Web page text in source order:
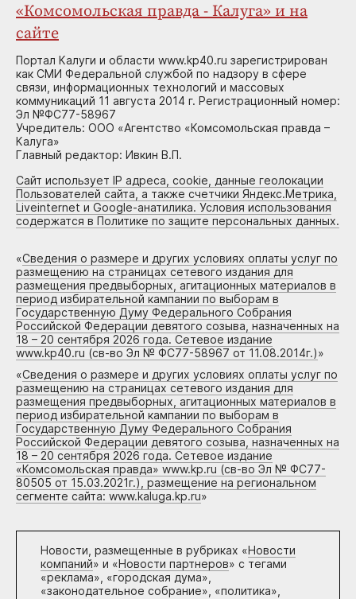
«Комсомольская правда - Калуга» и на
сайте
Портал Калуги и области www.kp40.ru зарегистрирован
как СМИ Федеральной службой по надзору в сфере
связи, информационных технологий и массовых
коммуникаций 11 августа 2014 г. Регистрационный номер:
Эл №ФС77-58967
Учредитель: ООО «Агентство «Комсомольская правда –
Калуга»
Главный редактор: Ивкин В.П.
Сайт использует IP адреса, cookie, данные геолокации
Пользователей сайта, а также счетчики Яндекс.Метрика,
Liveinternet и Google-анатилика. Условия использования
содержатся в Политике по защите персональных данных.
«Сведения о размере и других условиях оплаты услуг по
размещению на страницах сетевого издания для
размещения предвыборных, агитационных материалов в
период избирательной кампании по выборам в
Государственную Думу Федерального Собрания
Российской Федерации девятого созыва, назначенных на
18 – 20 сентября 2026 года. Сетевое издание
www.kp40.ru (св-во Эл № ФС77-58967 от 11.08.2014г.)»
«Сведения о размере и других условиях оплаты услуг по
размещению на страницах сетевого издания для
размещения предвыборных, агитационных материалов в
период избирательной кампании по выборам в
Государственную Думу Федерального Собрания
Российской Федерации девятого созыва, назначенных на
18 – 20 сентября 2026 года. Сетевое издание
«Комсомольская правда» www.kp.ru (св-во Эл № ФС77-
80505 от 15.03.2021г.), размещение на региональном
сегменте сайта: www.kaluga.kp.ru»
Новости, размещенные в рубриках «Новости
компаний» и «Новости партнеров» с тегами
«реклама», «городская дума»,
«законодательное собрание», «политика»,